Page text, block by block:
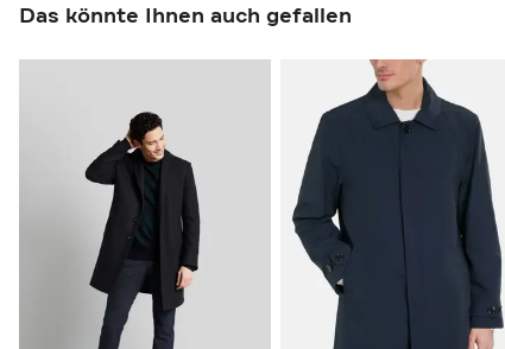
Das könnte Ihnen auch gefallen